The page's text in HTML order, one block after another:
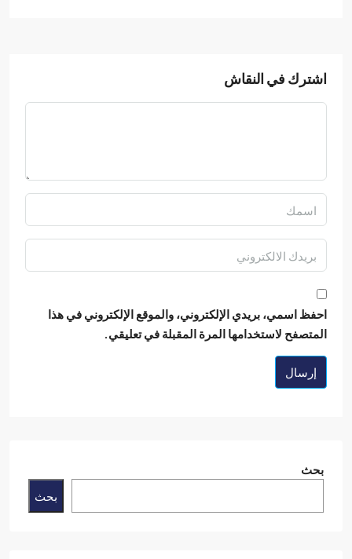
في النقاش
اسمي، بريدي الإلكتروني، والموقع الإلكتروني في هذا
لاستخدامها المرة المقبلة في تعليقي.